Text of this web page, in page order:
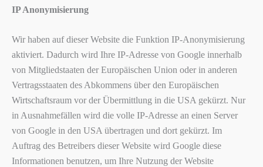
IP Anonymisierung
Wir haben auf dieser Website die Funktion IP-Anonymisierung
aktiviert. Dadurch wird Ihre IP-Adresse von Google innerhalb
von Mitgliedstaaten der Europäischen Union oder in anderen
Vertragsstaaten des Abkommens über den Europäischen
Wirtschaftsraum vor der Übermittlung in die USA gekürzt. Nur
in Ausnahmefällen wird die volle IP-Adresse an einen Server
von Google in den USA übertragen und dort gekürzt. Im
Auftrag des Betreibers dieser Website wird Google diese
Informationen benutzen, um Ihre Nutzung der Website